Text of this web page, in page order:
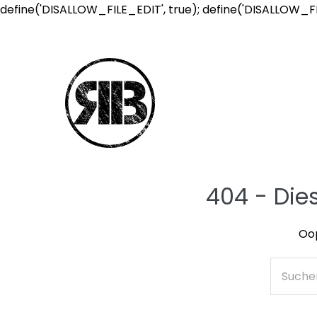
define('DISALLOW_FILE_EDIT', true);
404 -
nach: